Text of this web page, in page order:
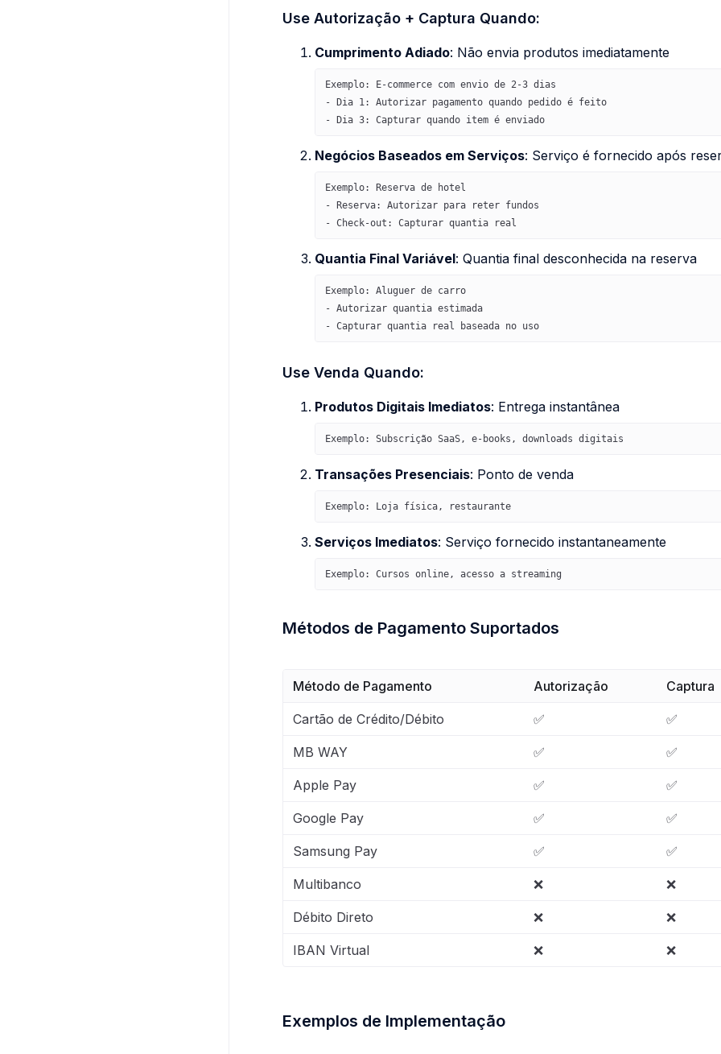
Use Autorização + Captura Quando:
Cumprimento Adiado: Não envia produtos imediatamente
Exemplo: E-commerce com envio de 2-3 dias
- Dia 1: Autorizar pagamento quando pedido é feito
- Dia 3: Capturar quando item é enviado
Negócios Baseados em Serviços: Serviço é fornecido após
Exemplo: Reserva de hotel
- Reserva: Autorizar para reter fundos
- Check-out: Capturar quantia real
Quantia Final Variável: Quantia final desconhecida na reserva
Exemplo: Aluguer de carro
- Autorizar quantia estimada
- Capturar quantia real baseada no uso
Use Venda Quando:
Produtos Digitais Imediatos: Entrega instantânea
Exemplo: Subscrição SaaS, e-books, downloads digitais
Transações Presenciais: Ponto de venda
Exemplo: Loja física, restaurante
Serviços Imediatos: Serviço fornecido instantaneamente
Exemplo: Cursos online, acesso a streaming
Métodos de Pagamento Suportados
Método de Pagamento Autorização Captura
Cartão de Crédito/Débito ✅ ✅
MB WAY ✅ ✅
Apple Pay ✅ ✅
Google Pay ✅ ✅
Samsung Pay ✅ ✅
Multibanco ❌ ❌
Débito Direto ❌ ❌
IBAN Virtual ❌ ❌
Exemplos de Implementação